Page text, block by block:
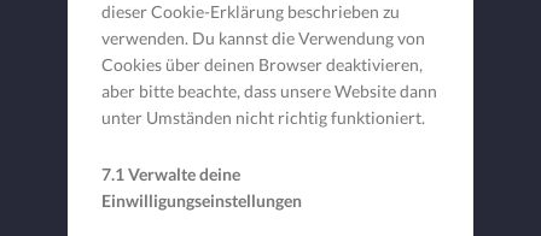
dieser Cookie-Erklärung beschrieben zu
verwenden. Du kannst die Verwendung von
Cookies über deinen Browser deaktivieren,
aber bitte beachte, dass unsere Website dann
unter Umständen nicht richtig funktioniert.
7.1 Verwalte deine
Einwilligungseinstellungen